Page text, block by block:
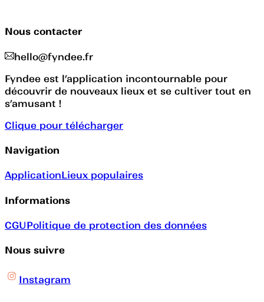
Nous contacter
hello@fyndee.fr
Fyndee est l’application incontournable pour
découvrir de nouveaux lieux et se cultiver tout en
s’amusant !
Clique pour télécharger
Navigation
ApplicationLieux populaires
Informations
CGUPolitique de protection des données
Nous suivre
Instagram